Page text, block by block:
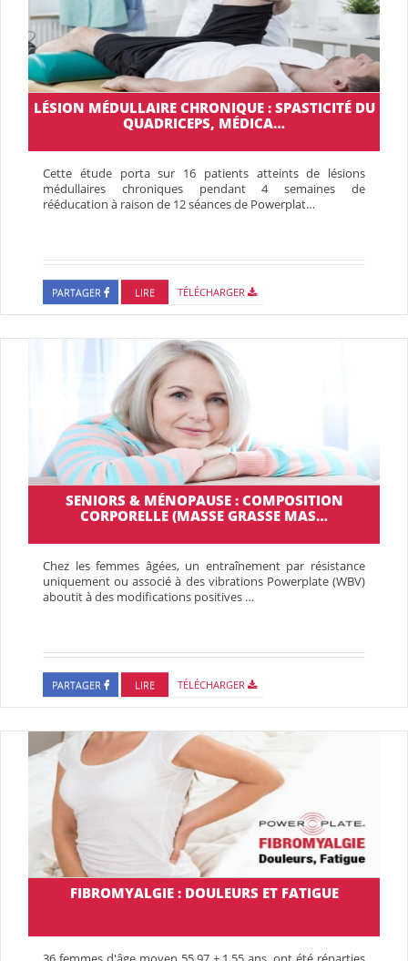
LÉSION MÉDULLAIRE CHRONIQUE : SPASTICITÉ DU
QUADRICEPS, MÉDICA…
Cette étude porta sur 16 patients atteints de lésions
médullaires chroniques pendant 4 semaines de
rééducation à raison de 12 séances de Powerplat…
PARTAGER LIRE TÉLÉCHARGER
SENIORS & MÉNOPAUSE : COMPOSITION
CORPORELLE (MASSE GRASSE MAS…
Chez les femmes âgées, un entraînement par résistance
uniquement ou associé à des vibrations Powerplate (WBV)
aboutit à des modifications positives …
PARTAGER LIRE TÉLÉCHARGER
FIBROMYALGIE : DOULEURS ET FATIGUE